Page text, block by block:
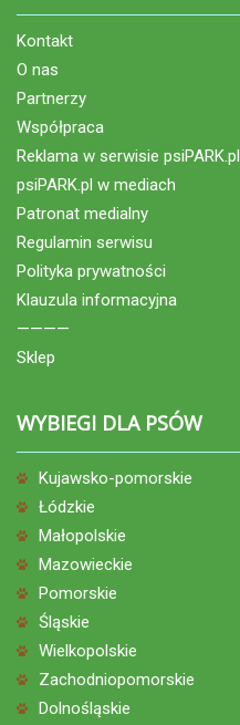
Kontakt
O nas
Partnerzy
Współpraca
Reklama w serwisie psiPARK.pl
psiPARK.pl w mediach
Patronat medialny
Regulamin serwisu
Polityka prywatności
Klauzula informacyjna
————
Sklep
WYBIEGI DLA PSÓW
Kujawsko-pomorskie
Łódzkie
Małopolskie
Mazowieckie
Pomorskie
Śląskie
Wielkopolskie
Zachodniopomorskie
Dolnośląskie